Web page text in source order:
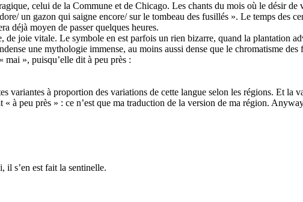
celui de la Commune et de Chicago. Les chants du mois où le désir
un gazon qui saigne encore/ sur le tombeau des fusillés ». Le temps des
déjà moyen de passer quelques heures.
de joie vitale. Le symbole en est parfois un rien bizarre, quand la plantation
une mythologie immense, au moins aussi dense que le chromatisme des
mai », puisqu’elle dit à peu près :
variantes à proportion des variations de cette langue selon les régions. Et la
à peu près » : ce n’est que ma traduction de la version de ma région.
s’en est fait la sentinelle.